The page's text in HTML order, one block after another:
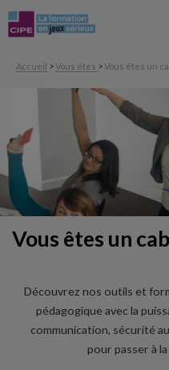
Accueil >Vous êtes >Vous êtes un
Vous êtes un
Découvrez nos outils et
pédagogique avec la
communication, sécurité
pour passer à